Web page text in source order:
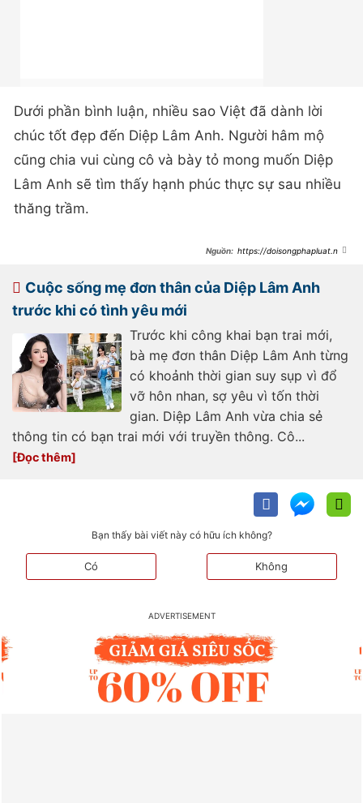
Dưới phần bình luận, nhiều sao Việt đã dành lời
chúc tốt đẹp đến Diệp Lâm Anh. Người hâm mộ
cũng chia vui cùng cô và bày tỏ mong muốn Diệp
Lâm Anh sẽ tìm thấy hạnh phúc thực sự sau nhiều
thăng trầm.
https://doisongphapluat.ngu
nhac-nhe-den-chuyen-yeu-nguoi-
da-co-gia-dinh-a499635.html
Cuộc sống mẹ đơn thân của Diệp Lâm Anh
trước khi có tình yêu mới
Trước khi công khai bạn trai mới,
bà mẹ đơn thân Diệp Lâm Anh từng
có khoảnh thời gian suy sụp vì đổ
vỡ hôn nhan, sợ yêu vì tốn thời
gian. Diệp Lâm Anh vừa chia sẻ
thông tin có bạn trai mới với truyền thông. Cô...
Bạn thấy bài viết này có hữu ích không?
Có Không